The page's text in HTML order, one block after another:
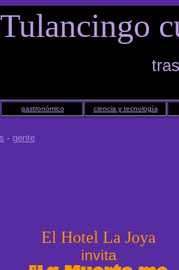
Tulancingo
gastronómico ciencia y tecnología
- gente
El Hotel La Joya
invita